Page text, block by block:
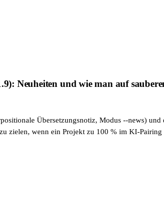
Neuheiten und wie man auf
Übersetzungsnotiz, Modus --news)
zielen, wenn ein Projekt zu 100 % im KI-